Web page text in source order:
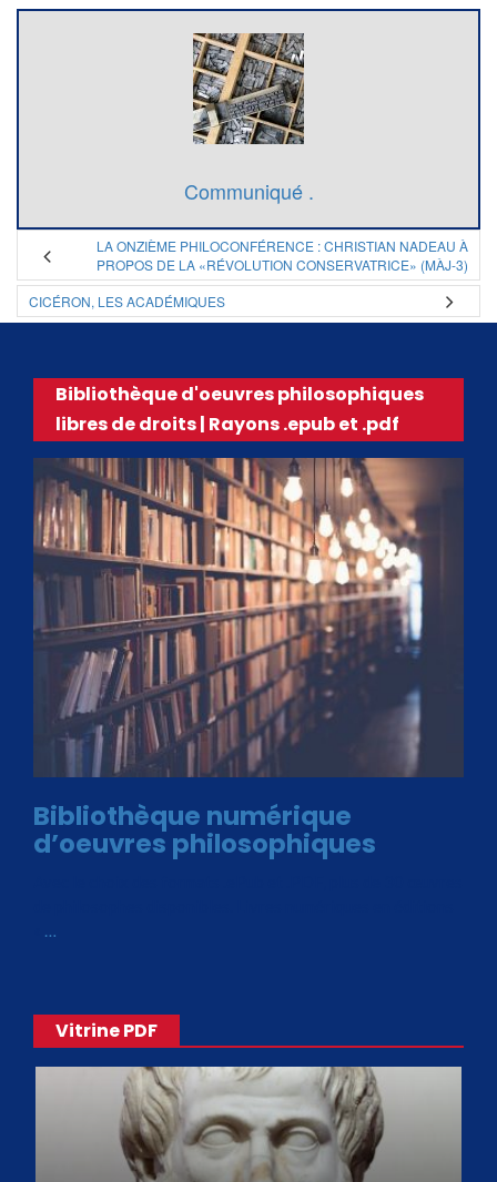
Communiqué .
LA ONZIÈME PHILOCONFÉRENCE : CHRISTIAN NADEAU À
PROPOS DE LA «RÉVOLUTION CONSERVATRICE» (MÀJ-3)
CICÉRON, LES ACADÉMIQUES
Bibliothèque d'oeuvres philosophiques
libres de droits | Rayons .epub et .pdf
Bibliothèque numérique
d’oeuvres philosophiques
…
Vitrine PDF